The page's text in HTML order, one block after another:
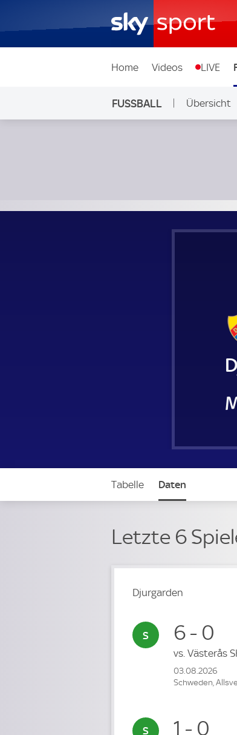
Home Videos LIVE
FUSSBALL Übersicht
Tabelle Daten
Letzte 6
Djurgarden
6 - 0
vs. Västerås
03.08.2026
Schweden,
1 - 0